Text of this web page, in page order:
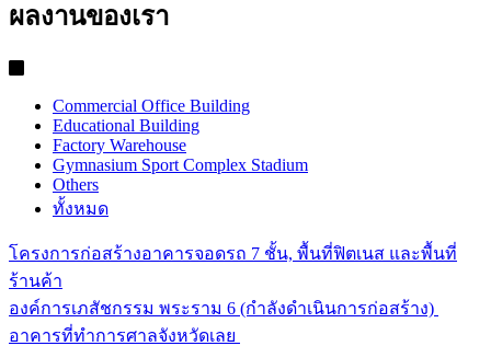
ผลงานของเรา
Commercial Office Building
Educational Building
Factory Warehouse
Gymnasium Sport Complex Stadium
Others
ทั้งหมด
โครงการก่อสร้างอาคารจอดรถ 7 ชั้น, พื้นที่ฟิตเนส และพื้นที่
ร้านค้า
องค์การเภสัชกรรม พระราม 6 (กำลังดำเนินการก่อสร้าง)
อาคารที่ทำการศาลจังหวัดเลย